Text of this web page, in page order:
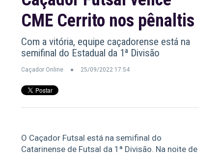
CME Cerrito nos pênaltis
Com a vitória, equipe caçadorense está na
semifinal do Estadual da 1ª Divisão
Caçador Online 25/09/2022 17:54
O Caçador Futsal está na semifinal do
Catarinense de Futsal da 1ª Divisão. Na noite de